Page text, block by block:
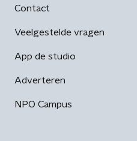
Contact
Veelgestelde vragen
App de studio
Adverteren
NPO Campus